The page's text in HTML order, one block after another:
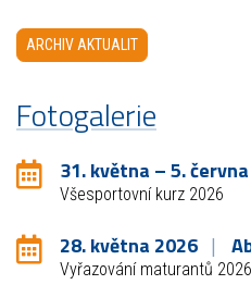
ARCHIV AKTUALIT
Fotogalerie
31. května – 5. června
Všesportovní kurz 2026
28. května 2026
Vyřazování maturantů 2026